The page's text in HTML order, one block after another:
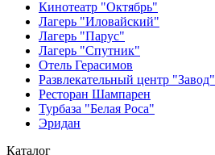
Кинотеатр "Октябрь"
Лагерь "Иловайский"
Лагерь "Парус"
Лагерь "Спутник"
Отель Герасимов
Развлекательный центр "Завод"
Ресторан Шампарен
Турбаза "Белая Роса"
Эридан
Каталог